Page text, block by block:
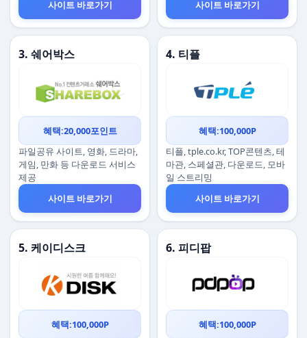
사이트 바로가기
사이트 바로가기
3. 쉐어박스
혜택:20,000포인트
파일공유 사이트, 영화, 드라마,
게임, 만화 등 다운로드 서비스
제공
사이트 바로가기
4. 티플
혜택:100,000P
티플, tple.co.kr, TOP콘텐츠, 테
마관, 스페셜관, 다운로드, 모바
일 스트리밍
사이트 바로가기
5. 케이디스크
혜택:100,000P
6. 피디팝
혜택:100,000P